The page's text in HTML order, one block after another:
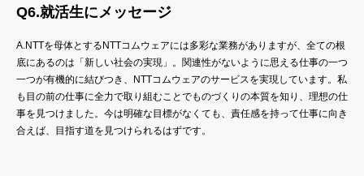
Q6.就活生にメッセージ
A.NTTを母体とするNTTコムウェアには多彩な業務がありますが、全ての根
底にあるのは「新しい社会の実現」。関連性がないように思える仕事の一つ
一つが有機的に結びつき、NTTコムウェアのサービスを実現しています。私
も目の前の仕事に全力で取り組むことでものづくりの本質を知り、理想の仕
事を見つけました。今は明確な目標がなくても、責任感を持って仕事に向き
合えば、目指す道を見つけられるはずです。